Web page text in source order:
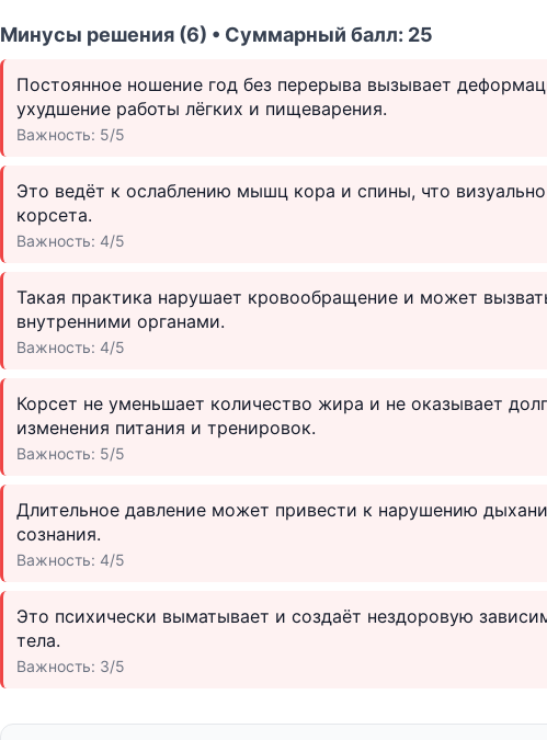
Минусы решения (6) • Суммарный балл: 25
Постоянное ношение год без перерыва вызывает
ухудшение работы лёгких и пищеварения.
Важность: 5/5
Это ведёт к ослаблению мышц кора и спины, что
корсета.
Важность: 4/5
Такая практика нарушает кровообращение и может
внутренними органами.
Важность: 4/5
Корсет не уменьшает количество жира и не оказывает
изменения питания и тренировок.
Важность: 5/5
Длительное давление может привести к нарушению
сознания.
Важность: 4/5
Это психически выматывает и создаёт нездоровую
тела.
Важность: 3/5